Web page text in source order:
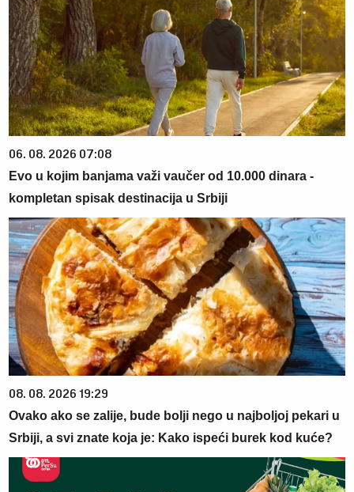
06. 08. 2026 07:08
Evo u kojim banjama važi vaučer od 10.000 dinara -
kompletan spisak destinacija u Srbiji
08. 08. 2026 19:29
Ovako ako se zalije, bude bolji nego u najboljoj pekari u
Srbiji, a svi znate koja je: Kako ispeći burek kod kuće?